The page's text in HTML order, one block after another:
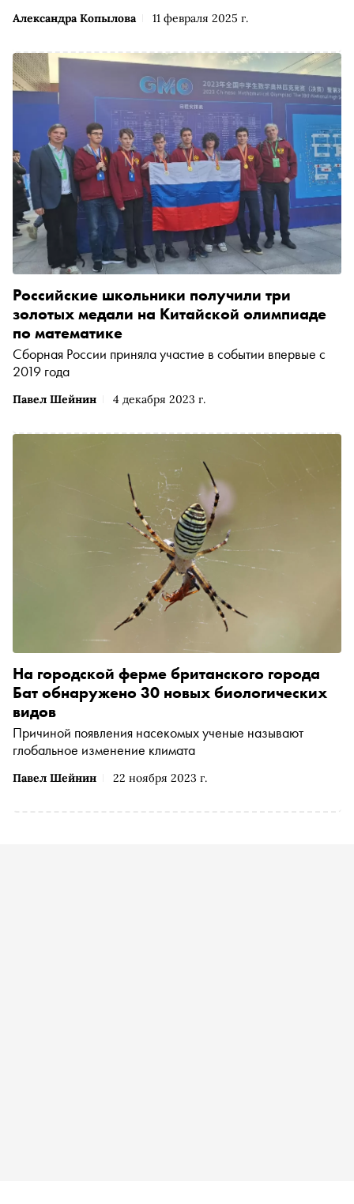
Александра Копылова 11 февраля 2025 г.
Павел Шейнин 4 декабря 2023 г.
Российские школьники получили три
золотых медали на Китайской олимпиаде
по математике
Сборная России приняла участие в событии впервые с
2019 года
Павел Шейнин 22 ноября 2023 г.
На городской ферме британского города
Бат обнаружено 30 новых биологических
видов
Причиной появления насекомых ученые называют
глобальное изменение климата